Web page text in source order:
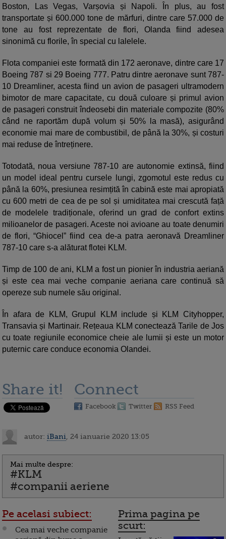
Boston, Las Vegas, Varșovia și Napoli. În plus, au fost
transportate și 600.000 tone de mărfuri, dintre care 57.000 de
tone au fost reprezentate de flori, Olanda fiind adesea
sinonimă cu florile, în special cu lalelele.
Flota companiei este formată din 172 aeronave, dintre care 17
Boeing 787 si 29 Boeing 777. Patru dintre aeronave sunt 787-
10 Dreamliner, acesta fiind un avion de pasageri ultramodern
bimotor de mare capacitate, cu două culoare și primul avion
de pasageri construit îndeosebi din materiale compozite (80%
când ne raportăm după volum și 50% la masă), asigurând
economie mai mare de combustibil, de până la 30%, și costuri
mai reduse de întreținere.
Totodată, noua versiune 787-10 are autonomie extinsă, fiind
un model ideal pentru cursele lungi, zgomotul este redus cu
până la 60%, presiunea resimțită în cabină este mai apropiată
cu 600 metri de cea de pe sol și umiditatea mai crescută față
de modelele tradiționale, oferind un grad de confort extins
milioanelor de pasageri. Aceste noi avioane au toate denumiri
de flori, “Ghiocel” fiind cea de-a patra aeronavă Dreamliner
787-10 care s-a alăturat flotei KLM.
Timp de 100 de ani, KLM a fost un pionier în industria aeriană
și este cea mai veche companie aeriana care continuă să
opereze sub numele său original.
În afara de KLM, Grupul KLM include și KLM Cityhopper,
Transavia și Martinair. Rețeaua KLM conectează Tarile de Jos
cu toate regiunile economice cheie ale lumii și este un motor
puternic care conduce economia Olandei.
Share it! Connect
Facebook Twitter RSS Feed
autor: iBani , 24 ianuarie 2020 13:05
Mai multe despre:
#KLM
#companii aeriene
Pe acelasi subiect:
Cea mai veche companie
Prima pagina pe
scurt: